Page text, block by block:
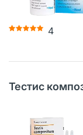
4
Тестис